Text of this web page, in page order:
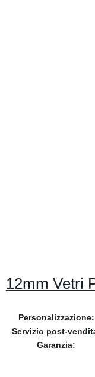
12mm Vetri
Personalizzazione:
Servizio post-
Garanzia: